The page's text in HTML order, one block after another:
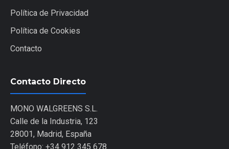
Política de Privacidad
Política de Cookies
Contacto
Contacto Directo
MONO WALGREENS S.L.
Calle de la Industria, 123
28001, Madrid, España
Teléfono: +34 912 345 678